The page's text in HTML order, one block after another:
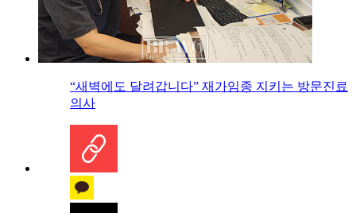
“새벽에도 달려갑니다” 재가임종 지키는 방문진료
의사